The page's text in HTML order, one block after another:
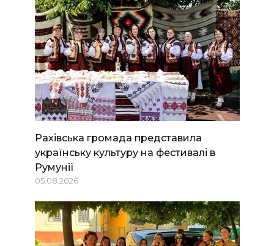
Рахівська громада представила
українську культуру на фестивалі в
Румунії
05.08.2026